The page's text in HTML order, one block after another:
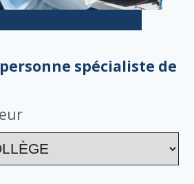
spécialiste de